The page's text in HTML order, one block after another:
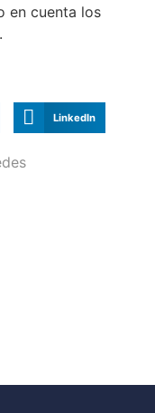
en cuenta los
.
LinkedIn